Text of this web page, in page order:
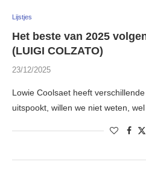
Lijstjes
Het beste van 2025
(LUIGI COLZATO)
23/12/2025
Lowie Coolsaet heeft
uitspookt, willen we niet weten,